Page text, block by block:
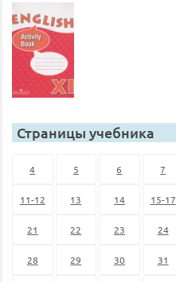
Страницы учебника
4 5 6 7
11-12 13 14 15-17
21 22 23 24
28 29 30 31